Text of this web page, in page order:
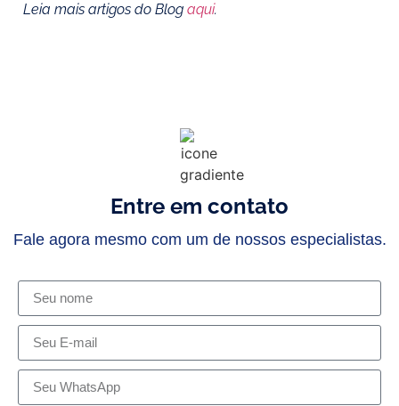
Leia mais artigos do Blog aqui.
Entre em contato
Fale agora mesmo com um de nossos especialistas.